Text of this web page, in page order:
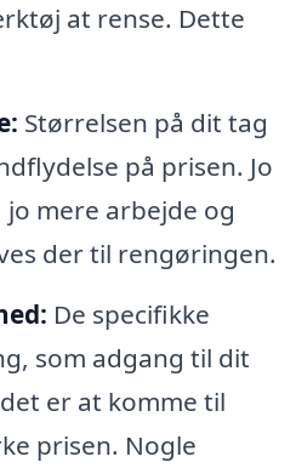
at rense. Dette
Størrelsen på dit tag
på prisen. Jo
mere arbejde og
der til rengøringen.
De specifikke
som adgang til dit
er at komme til
prisen. Nogle